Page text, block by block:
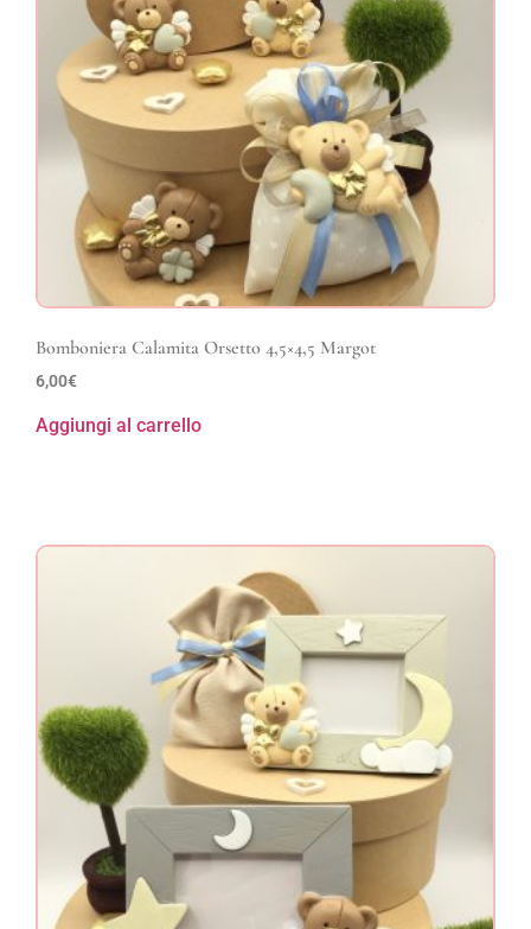
Bomboniera Calamita Orsetto 4,5×4,5 Margot
6,00€
Aggiungi al carrello